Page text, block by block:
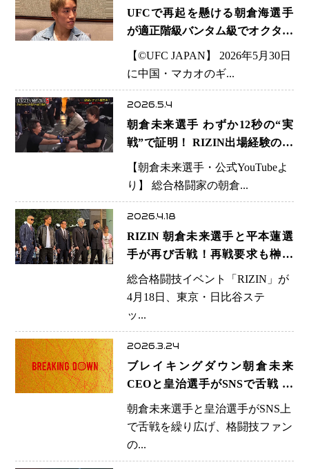
UFCで再起を懸ける朝倉海選手
が適正階級バンタム級でオクタゴ
ン初勝利へ「日本のチームと一緒
に勝ちたい」
【©️UFC JAPAN】 2026年5月30日
に中国・マカオのギ...
2026.5.4
朝倉未来選手 わずか12秒の“実
戦”で証明！ RIZIN出場経験の選
手を沈めた一撃の意味
【朝倉未来選手・公式YouTubeよ
り】 総合格闘家の朝倉...
2026.4.18
RIZIN 朝倉未来選手と平本蓮選
手が再び舌戦！再戦要求も榊原
CEOは慎重姿勢「焦ってカード
は組まない」
総合格闘技イベント「RIZIN」が
4月18日、東京・日比谷ステ
ッ...
2026.3.24
ブレイキングダウン朝倉未来
CEOと皇治選手がSNSで舌戦 参
戦現実味も、問われるファイター
としての立ち位置
朝倉未来選手と皇治選手がSNS上
で舌戦を繰り広げ、格闘技ファン
の...